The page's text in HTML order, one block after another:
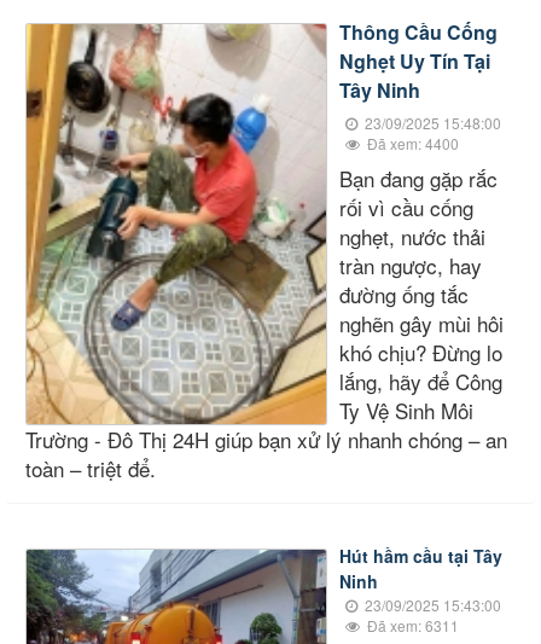
Thông Cầu Cống
Nghẹt Uy Tín Tại
Tây Ninh
23/09/2025 15:48:00
Đã xem: 4400
Bạn đang gặp rắc
rối vì cầu cống
nghẹt, nước thải
tràn ngược, hay
đường ống tắc
nghẽn gây mùi hôi
khó chịu? Đừng lo
lắng, hãy để Công
Ty Vệ Sinh Môi
Trường - Đô Thị 24H giúp bạn xử lý nhanh chóng – an
toàn – triệt để.
Hút hầm cầu tại Tây
Ninh
23/09/2025 15:43:00
Đã xem: 6311